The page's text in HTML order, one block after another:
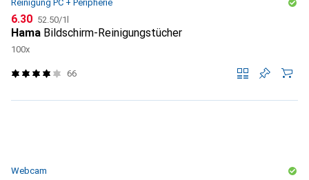
Reinigung PC + Peripherie
CHF
6.30 CHF
52.50/1l
Hama Bildschirm-Reinigungstücher
100x
66
Webcam